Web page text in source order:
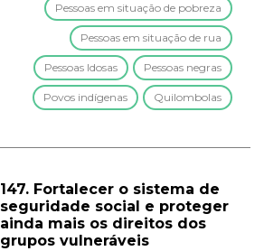
Pessoas em situação de pobreza
Pessoas em situação de rua
Pessoas Idosas Pessoas negras
Povos indígenas Quilombolas
147. Fortalecer o sistema de
seguridade social e proteger
ainda mais os direitos dos
grupos vulneráveis